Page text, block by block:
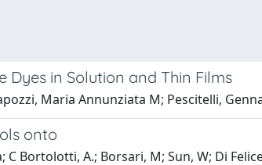
in Solution and Thin Films
Maria Annunziata M; Pescitelli,
onto
Bortolotti, A.; Borsari, M; Sun, W; Di